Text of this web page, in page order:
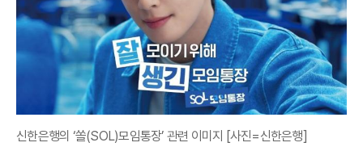
신한은행의 ‘쏠(SOL)모임통장’ 관련 이미지 [사진=신한은행]